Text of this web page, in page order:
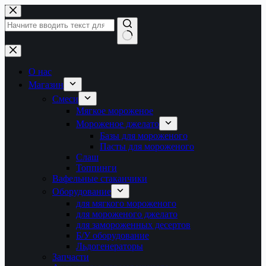
Перейти
к
сути
Ничего
не
найденоО нас
Магазин
Смеси
Мягкое мороженое
Мороженое джелато
Базы для мороженого
Пасты для мороженого
Слаш
Топпинги
Вафельные стаканчики
Оборудование
для мягкого мороженого
для мороженого джелато
для замороженных десертов
Б/У оборудование
Льдогенераторы
Запчасти